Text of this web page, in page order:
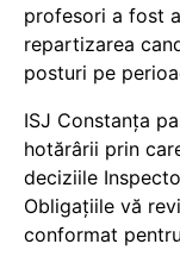
profesori a fost
repartizarea
posturi pe
ISJ Constanța
hotărârii prin
deciziile
Obligațiile vă
conformat